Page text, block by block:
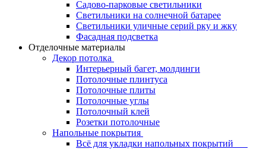
Садово-парковые светильники
Светильники на солнечной батарее
Светильники уличные серий рку и жку
Фасадная подсветка
Отделочные материалы
Декор потолка
Интерьерный багет, молдинги
Потолочные плинтуса
Потолочные плиты
Потолочные углы
Потолочный клей
Розетки потолочные
Напольные покрытия
Всё для укладки напольных покрытий